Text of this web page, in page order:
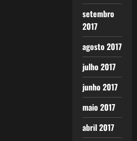
setembro
2017
agosto 2017
julho 2017
junho 2017
maio 2017
abril 2017